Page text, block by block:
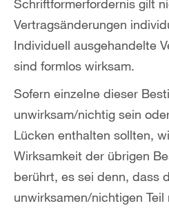
Schriftformerfordernis gilt
Vertragsänderungen
Individuell ausgehandelte
sind formlos wirksam.
Sofern einzelne dieser
unwirksam/nichtig sein
Lücken enthalten sollten,
Wirksamkeit der übrigen
berührt, es sei denn, dass
unwirksamen/nichtigen